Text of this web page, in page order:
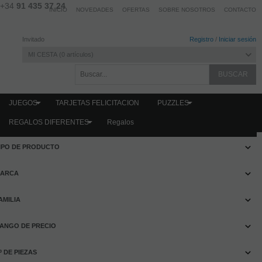
+34 91 435 37 24
Invitado Registro / Iniciar sesión
MI CESTA 0 artículos
INICIO NOVEDADES OFERTAS SOBRE NOSOTROS CONTACTO
JUEGOS TARJETAS FELICITACION PUZZLES
REGALOS DIFERENTES Regalos
DE PRODUCTO
DE PRECIO
DE PIEZAS